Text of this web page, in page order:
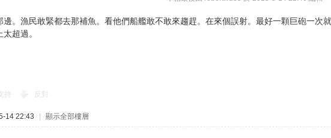
邊。漁民敢緊都去那補魚。看他們船艦敢不敢來趨趕。在來個誤射。最好一顆巨砲一次
超過。
持 反對
14 22:43 顯示全部樓層